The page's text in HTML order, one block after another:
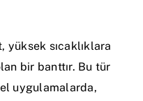
yüksek sıcaklıklara
bir banttır. Bu tür
uygulamalarda,